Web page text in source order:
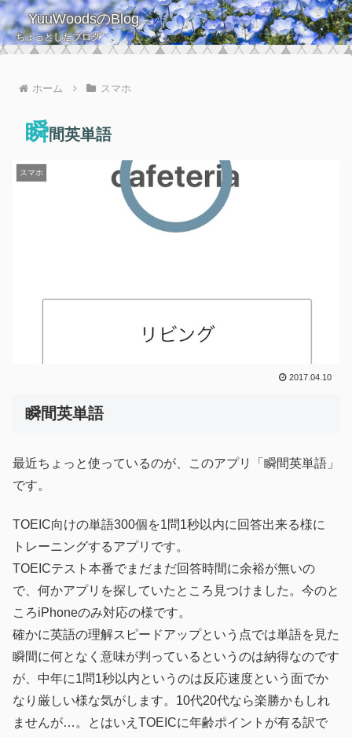
YuuWoodsのBlog
ちょっとしたブログ
ホーム スマホ
瞬間英単語
スマホ
2017.04.10
瞬間英単語
最近ちょっと使っているのが、このアプリ「瞬間英単語」
です。
TOEIC向けの単語300個を1問1秒以内に回答出来る様に
トレーニングするアプリです。
TOEICテスト本番でまだまだ回答時間に余裕が無いの
で、何かアプリを探していたところ見つけました。今のと
ころiPhoneのみ対応の様です。
確かに英語の理解スピードアップという点では単語を見た
瞬間に何となく意味が判っているというのは納得なのです
が、中年に1問1秒以内というのは反応速度という面でか
なり厳しい様な気がします。10代20代なら楽勝かもしれ
ませんが…。とはいえTOEICに年齢ポイントが有る訳で